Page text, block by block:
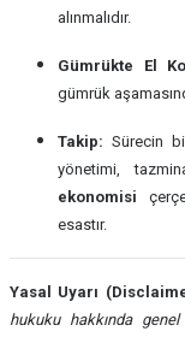
alınmalıdır.
Gümrükte El
gümrük
Takip: Sürecin
yönetimi,
ekonomisi
esastır.
Yasal Uyarı
hukuku hakkında